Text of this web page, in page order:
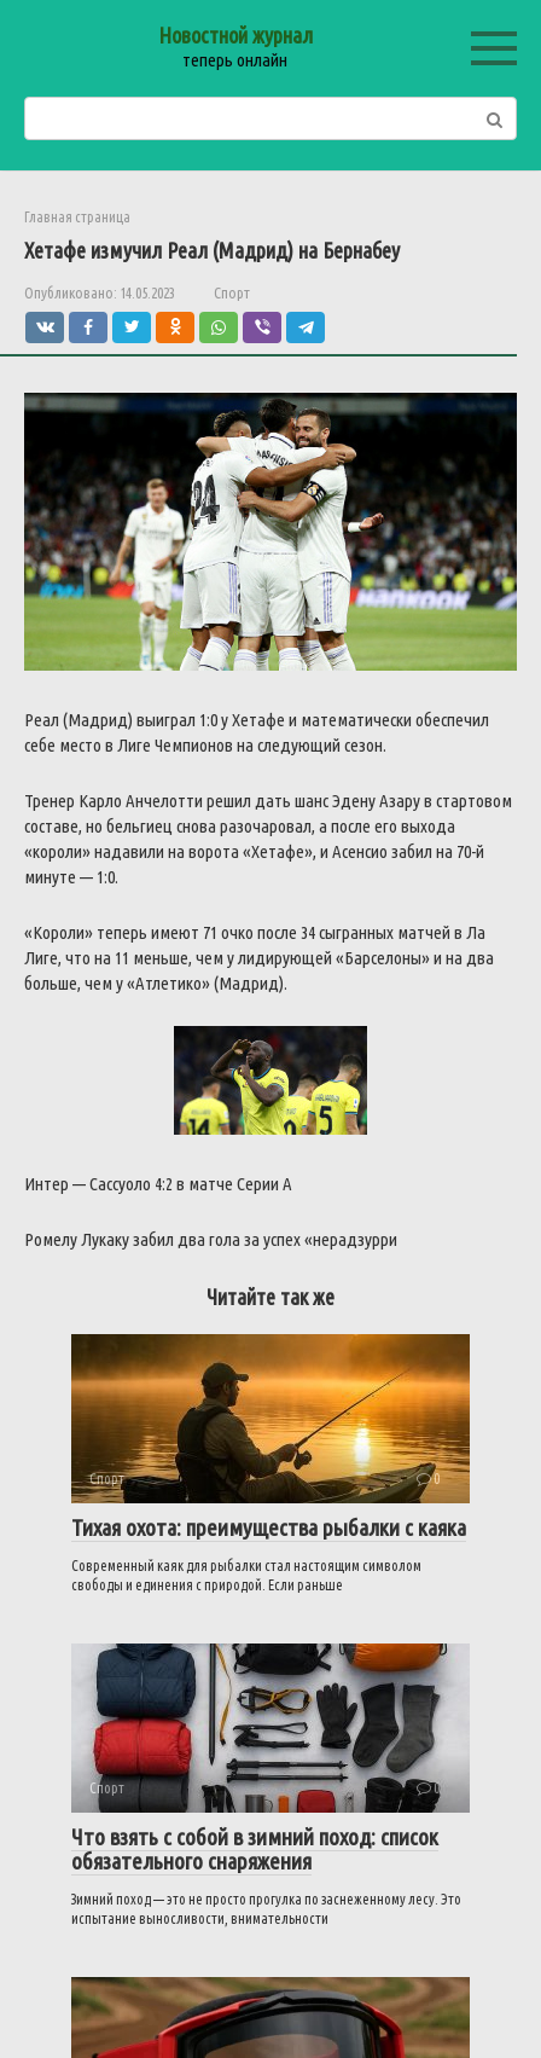
Новостной журнал
теперь онлайн
Главная страница
Хетафе измучил Реал (Мадрид) на Бернабеу
Опубликовано: 14.05.2023 Спорт
Реал (Мадрид) выиграл 1:0 у Хетафе и математически обеспечил
себе место в Лиге Чемпионов на следующий сезон.
Тренер Карло Анчелотти решил дать шанс Эдену Азару в стартовом
составе, но бельгиец снова разочаровал, а после его выхода
«короли» надавили на ворота «Хетафе», и Асенсио забил на 70-й
минуте — 1:0.
«Короли» теперь имеют 71 очко после 34 сыгранных матчей в Ла
Лиге, что на 11 меньше, чем у лидирующей «Барселоны» и на два
больше, чем у «Атлетико» (Мадрид).
Интер — Сассуоло 4:2 в матче Серии А
Ромелу Лукаку забил два гола за успех «нерадзурри
Читайте так же
Спорт 0
Тихая охота: преимущества рыбалки с каяка
Современный каяк для рыбалки стал настоящим символом
свободы и единения с природой. Если раньше
Спорт 0
Что взять с собой в зимний поход: список
обязательного снаряжения
Зимний поход — это не просто прогулка по заснеженному лесу. Это
испытание выносливости, внимательности